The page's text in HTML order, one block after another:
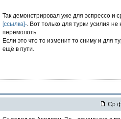
Так демонстрировал уже для эспрессо и
[ссылка]- . Вот только для турки усилия
перемолоть.
Если это что то изменит то сниму и для
ещё в пути.
Ср